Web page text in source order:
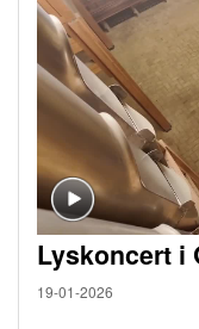
Lyskoncert i
19-01-2026